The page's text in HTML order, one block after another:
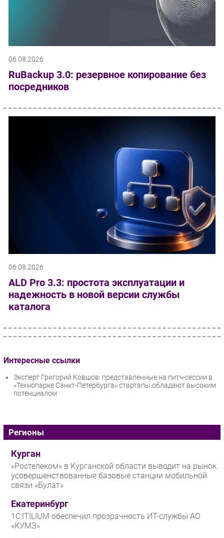
06.08.2026
RuBackup 3.0: резервное копирование без
посредников
06.08.2026
ALD Pro 3.3: простота эксплуатации и
надежность в новой версии службы
каталога
Интересные ссылки
Эксперт Григорий Ковшов: представленные на питч-сессии в
«Технопарке Санкт-Петербурга» стартапы обладают высоким
потенциалом
Регионы
Курган
«Ростелеком» в Курганской области выводит на рынок
усовершенствованные базовые станции мобильной
связи «Булат»
Екатеринбург
1С:ITILIUM обеспечил прозрачность ИТ-службы АО
«КУМЗ»